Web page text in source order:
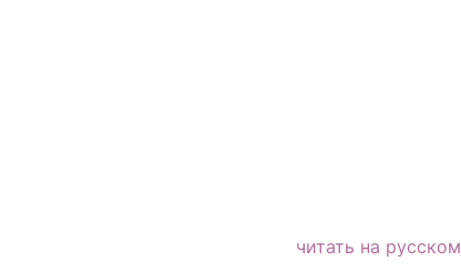
читать на русском